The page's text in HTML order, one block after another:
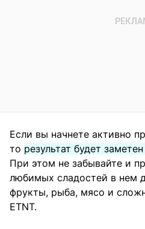
Если вы начнете активно
то результат будет
При этом не забывайте и
любимых сладостей в нем
фрукты, рыба, мясо и
ETNT.